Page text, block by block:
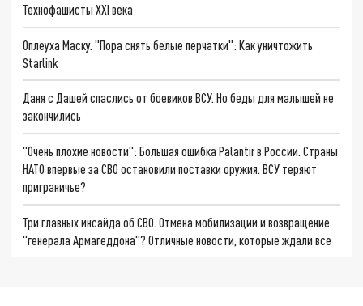
Технофашисты XXI века
Оплеуха Маску. "Пора снять белые перчатки": Как уничтожить
Starlink
Даня с Дашей спаслись от боевиков ВСУ. Но беды для малышей не
закончились
"Очень плохие новости": Большая ошибка Palantir в России. Страны
НАТО впервые за СВО остановили поставки оружия. ВСУ теряют
приграничье?
Три главных инсайда об СВО. Отмена мобилизации и возвращение
"генерала Армагеддона"? Отличные новости, которые ждали все